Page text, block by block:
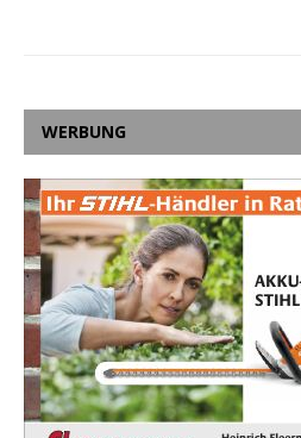
WERBUNG